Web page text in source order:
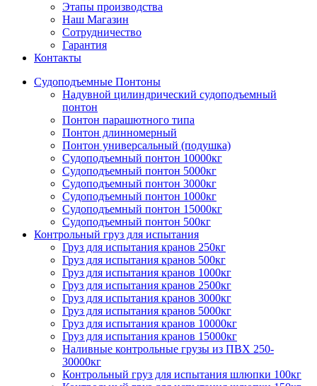
Этапы производства
Наш Магазин
Сотрудничество
Гарантия
Контакты
Судоподъемные Понтоны
Надувной цилиндрический судоподъемный
понтон
Понтон парашютного типа
Понтон длинномерный
Понтон универсальный (подушка)
Судоподъемный понтон 10000кг
Судоподъемный понтон 5000кг
Судоподъемный понтон 3000кг
Судоподъемный понтон 1000кг
Судоподъемный понтон 15000кг
Судоподъемный понтон 500кг
Контрольный груз для испытания
Груз для испытания кранов 250кг
Груз для испытания кранов 500кг
Груз для испытания кранов 1000кг
Груз для испытания кранов 2500кг
Груз для испытания кранов 3000кг
Груз для испытания кранов 5000кг
Груз для испытания кранов 10000кг
Груз для испытания кранов 15000кг
Наливные контрольные грузы из ПВХ 250-
30000кг
Контрольный груз для испытания шлюпки 100кг